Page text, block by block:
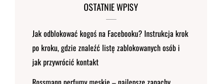
OSTATNIE WPISY
Jak odblokować kogoś na Facebooku? Instrukcja krok
po kroku, gdzie znaleźć listę zablokowanych osób i
jak przywrócić kontakt